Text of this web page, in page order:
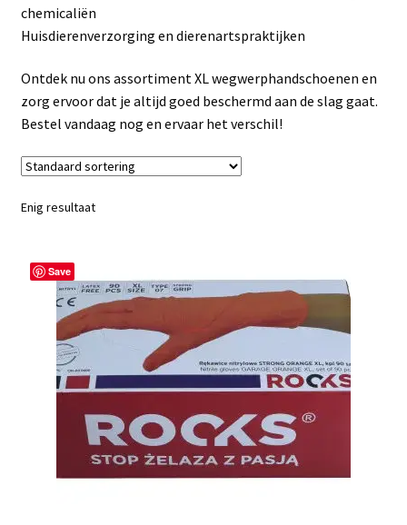
Privacybeleid
Retourbeleid
Videos
Winkelwagen
chemicaliën
Huisdierenverzorging en dierenartspraktijken
Ontdek nu ons assortiment XL wegwerphandschoenen en
zorg ervoor dat je altijd goed beschermd aan de slag gaat.
Bestel vandaag nog en ervaar het verschil!
Enig resultaat
Save